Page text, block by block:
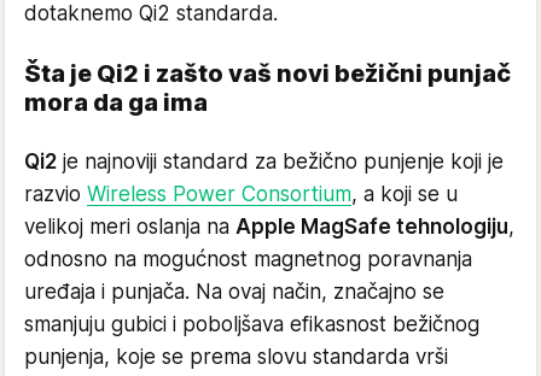
dotaknemo Qi2 standarda.
Šta je Qi2 i zašto vaš novi bežični punjač
mora da ga ima
Qi2 je najnoviji standard za bežično punjenje koji je
razvio Wireless Power Consortium, a koji se u
velikoj meri oslanja na Apple MagSafe tehnologiju,
odnosno na mogućnost magnetnog poravnanja
uređaja i punjača. Na ovaj način, značajno se
smanjuju gubici i poboljšava efikasnost bežičnog
punjenja, koje se prema slovu standarda vrši